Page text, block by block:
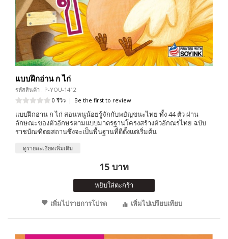
แบบฝึกอ่าน ก ไก่
รหัสสินค้า : P-YOU-1412
0 รีวิว | Be the first to review
แบบฝึกอ่าน ก ไก่ สอนหนูน้อยรู้จักกับพยัญชนะไทย ทั้ง 44 ตัว ผ่าน
ลักษณะของตัวอักษรตามแบบมาตรฐานโครงสร้างตัวอักณรไทย ฉบับ
ราชบัณฑิตยสถานซึ่งจะเป็นพื้นฐานที่ดีตั้งแต่เริ่มต้น
ดูรายละเอียดเพิ่มเติม
15 บาท
หยิบใส่ตะกร้า
เพิ่มไปรายการโปรด
เพิ่มไปเปรียบเทียบ